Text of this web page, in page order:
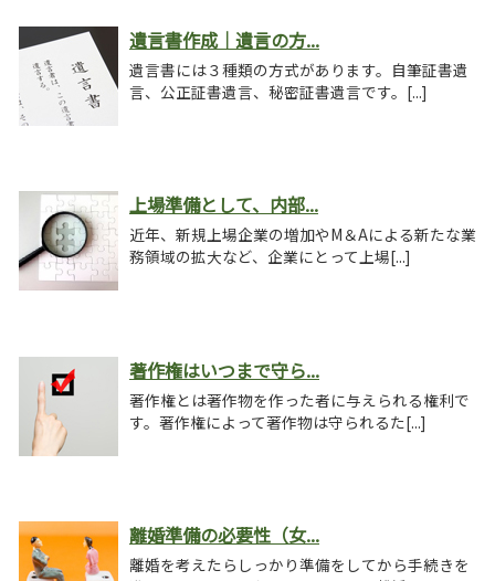
遺言書作成｜遺言の方...
遺言書には３種類の方式があります。自筆証書遺
言、公正証書遺言、秘密証書遺言です。[...]
上場準備として、内部...
近年、新規上場企業の増加やM＆Aによる新たな業
務領域の拡大など、企業にとって上場[...]
著作権はいつまで守ら...
著作権とは著作物を作った者に与えられる権利で
す。著作権によって著作物は守られるた[...]
離婚準備の必要性（女...
離婚を考えたらしっかり準備をしてから手続きを